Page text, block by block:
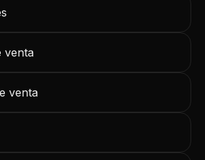
venta
venta